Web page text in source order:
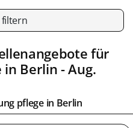
für
in Berlin- Aug.
pflege in Berlin